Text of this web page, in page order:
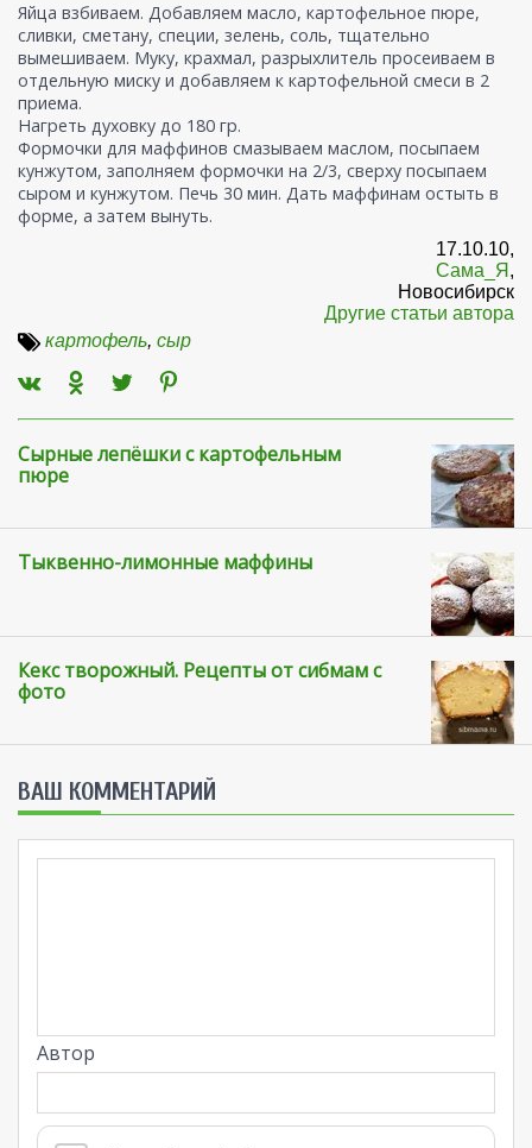
Яйца взбиваем. Добавляем масло, картофельное пюре,
сливки, сметану, специи, зелень, соль, тщательно
вымешиваем. Муку, крахмал, разрыхлитель просеиваем в
отдельную миску и добавляем к картофельной смеси в 2
приема.
Нагреть духовку до 180 гр.
Формочки для маффинов смазываем маслом, посыпаем
кунжутом, заполняем формочки на 2/3, сверху посыпаем
сыром и кунжутом. Печь 30 мин. Дать маффинам остыть в
форме, а затем вынуть.
17.10.10,
Сама_Я ,
Новосибирск
Другие статьи автора
картофель, сыр
Сырные лепёшки с картофельным
пюре
Тыквенно-лимонные маффины
Кекс творожный. Рецепты от сибмам с
фото
ВАШ КОММЕНТАРИЙ
Автор